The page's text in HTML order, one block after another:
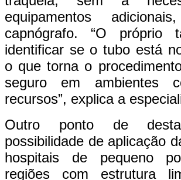
equipamentos
capnógrafo. “O próprio
identificar se o tubo está
o que torna o
seguro em ambientes
recursos”, explica a
Outro ponto de
possibilidade de aplicação
hospitais de pequeno
regiões com estrutura